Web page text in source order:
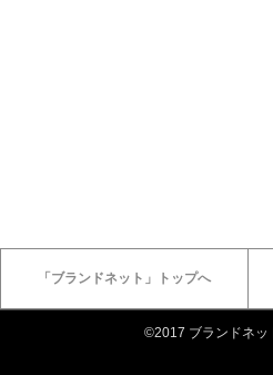
「ブランドネット」トップへ
©2017 ブランドネッ